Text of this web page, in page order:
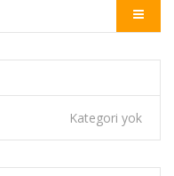
Kategori yok